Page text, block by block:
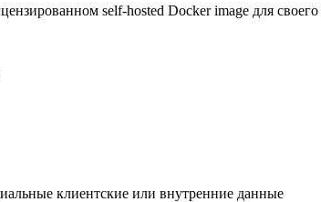
self-hosted Docker image для
клиентские или внутренние данные